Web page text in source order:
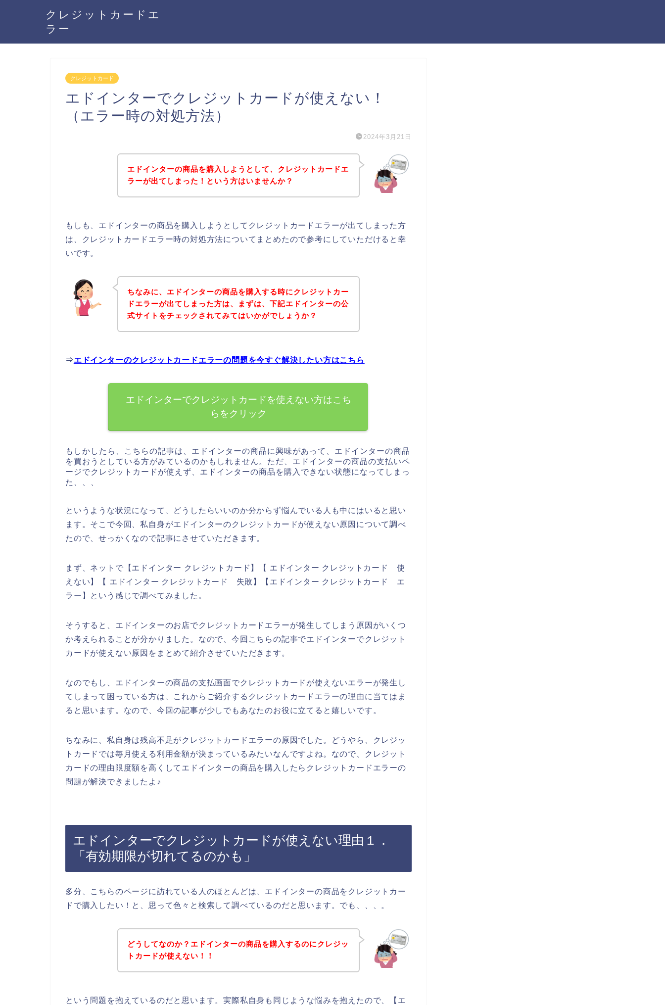
クレジットカードエ
ラー
クレジットカード
エドインターでクレジットカードが使えない！
（エラー時の対処方法）
2024年3月21日
エドインターの商品を購入しようとして、クレジットカードエ
ラーが出てしまった！という方はいませんか？
もしも、エドインターの商品を購入しようとしてクレジットカードエラーが出てしまった方
は、クレジットカードエラー時の対処方法についてまとめたので参考にしていただけると幸
いです。
ちなみに、エドインターの商品を購入する時にクレジットカー
ドエラーが出てしまった方は、まずは、下記エドインターの公
式サイトをチェックされてみてはいかがでしょうか？
⇒エドインターのクレジットカードエラーの問題を今すぐ解決したい方はこちら
エドインターでクレジットカードを使えない方はこち
らをクリック
もしかしたら、こちらの記事は、エドインターの商品に興味があって、エドインターの商品
を買おうとしている方がみているのかもしれません。ただ、エドインターの商品の支払いペ
ージでクレジットカードが使えず、エドインターの商品を購入できない状態になってしまっ
た、、、
というような状況になって、どうしたらいいのか分からず悩んでいる人も中にはいると思い
ます。そこで今回、私自身がエドインターのクレジットカードが使えない原因について調べ
たので、せっかくなので記事にさせていただきます。
まず、ネットで【エドインター クレジットカード】【 エドインター クレジットカード 使
えない】【 エドインター クレジットカード 失敗】【エドインター クレジットカード エ
ラー】という感じで調べてみました。
そうすると、エドインターのお店でクレジットカードエラーが発生してしまう原因がいくつ
か考えられることが分かりました。なので、今回こちらの記事でエドインターでクレジット
カードが使えない原因をまとめて紹介させていただきます。
なのでもし、エドインターの商品の支払画面でクレジットカードが使えないエラーが発生し
てしまって困っている方は、これからご紹介するクレジットカードエラーの理由に当てはま
ると思います。なので、今回の記事が少しでもあなたのお役に立てると嬉しいです。
ちなみに、私自身は残高不足がクレジットカードエラーの原因でした。どうやら、クレジッ
トカードでは毎月使える利用金額が決まっているみたいなんですよね。なので、クレジット
カードの理由限度額を高くしてエドインターの商品を購入したらクレジットカードエラーの
問題が解決できましたよ♪
エドインターでクレジットカードが使えない理由１．
「有効期限が切れてるのかも」
多分、こちらのページに訪れている人のほとんどは、エドインターの商品をクレジットカー
ドで購入したい！と、思って色々と検索して調べているのだと思います。でも、、、。
どうしてなのか？エドインターの商品を購入するのにクレジッ
トカードが使えない！！
という問題を抱えているのだと思います。実際私自身も同じような悩みを抱えたので、【エ